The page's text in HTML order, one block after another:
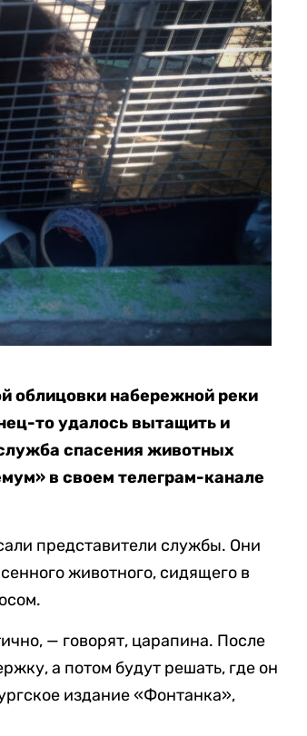
облицовки набережной реки
то удалось вытащить и
спасения животных
в своем телеграм-канале
представители службы. Они
животного, сидящего в
— говорят, царапина. После
а потом будут решать, где он
издание «Фонтанка»,